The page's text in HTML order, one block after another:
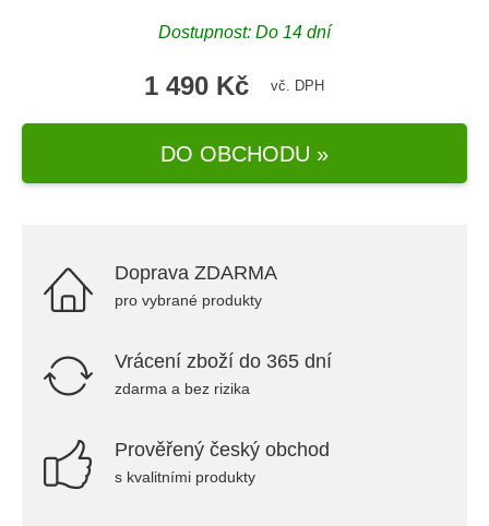
Dostupnost: Do 14 dní
1 490 Kč vč. DPH
DO OBCHODU »
Doprava ZDARMA
pro vybrané produkty
Vrácení zboží do 365 dní
zdarma a bez rizika
Prověřený český obchod
s kvalitními produkty